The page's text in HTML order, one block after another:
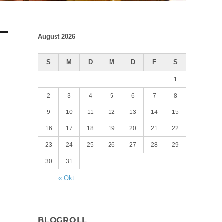
August 2026
S M D M D F S
1
2 3 4 5 6 7 8
9 10 11 12 13 14 15
16 17 18 19 20 21 22
23 24 25 26 27 28 29
30 31
« Okt.
BLOGROLL